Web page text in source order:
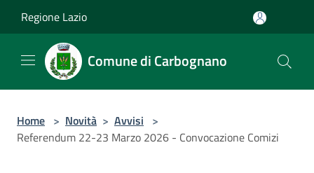
Regione Lazio
Comune di Carbognano
Home > Novità > Avvisi >
Referendum 22-23 Marzo 2026 - Convocazione Comizi